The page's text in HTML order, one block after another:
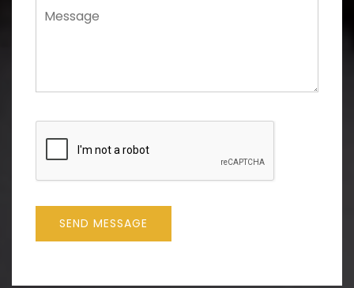
SEND MESSAGE